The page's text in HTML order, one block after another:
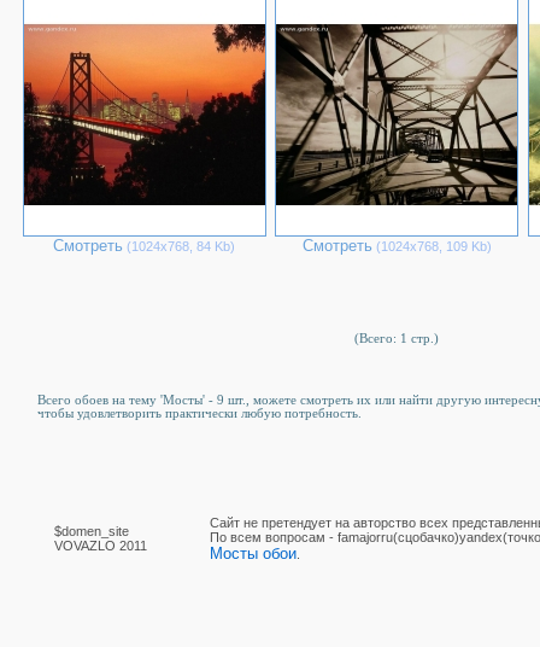
Смотреть (1024х768, 84 Kb) Смотреть (1024х768, 109 Kb)
(Всего: 1 стр.)
Всего обоев на тему 'Мосты' - 9 шт., можете смотреть их или найти другую
чтобы удовлетворить практически любую потребность.
$domen_site
VOVAZLO 2011
Сайт не претендует на авторство всех
По вcем вопросам -
Мосты обои